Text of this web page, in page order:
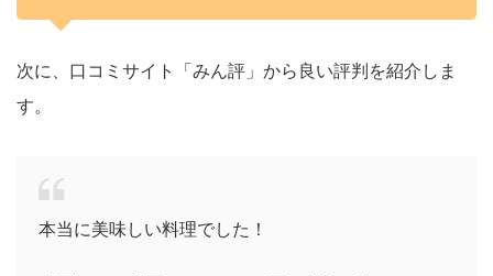
次に、口コミサイト「みん評」から良い評判を紹介しま
す。
本当に美味しい料理でした！